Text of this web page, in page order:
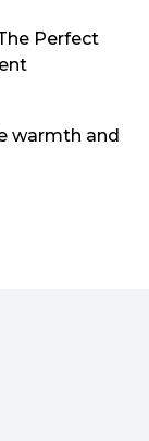
Perfect
warmth and